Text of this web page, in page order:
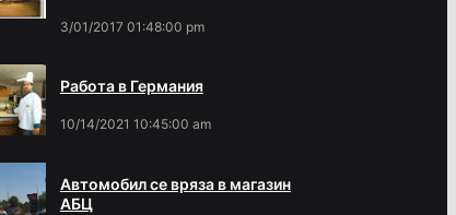
3/01/2017 01:48:00 pm
Работа в Германия
10/14/2021 10:45:00 am
Автомобил се вряза в магазин
АБЦ